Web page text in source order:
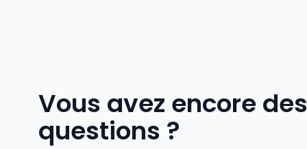
Vous avez encore des
questions ?